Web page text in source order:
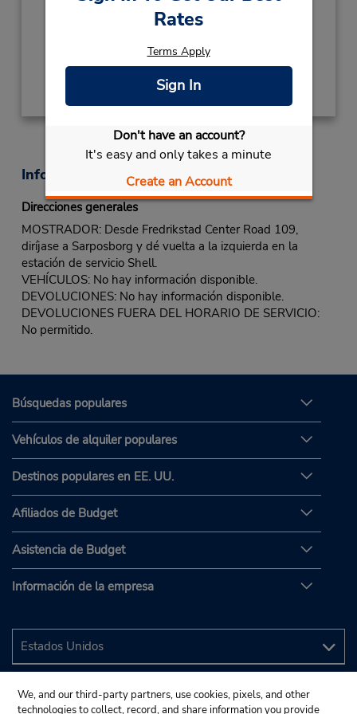
Rates
Terms Apply
Sign In
Don't have an account?
It's easy and only takes a minute
Create an Account
Mon - Fri 8:00 AM - 4:00 PM
Obtener direcciones
Información sobre la oficina
Direcciones generales
MOSTRADOR: Desde Fredrikstad Center Road 109,
diríjase a Sarposborg y dé vuelta a la izquierda en la
estación de servicio Shell.
VEHÍCULOS: No hay información disponible.
DEVOLUCIONES: No hay información disponible.
DEVOLUCIONES FUERA DEL HORARIO DE SERVICIO:
No permitido.
Búsquedas populares
Vehículos de alquiler populares
Destinos populares en EE. UU.
Afiliados de Budget
Asistencia de Budget
Información de la empresa
We, and our third-party partners, use cookies, pixels, and other
technologies to collect, record, and share information you provide